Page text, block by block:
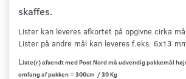
skaffes.
Lister kan leveres afkortet på opgivne cirka
Lister på andre mål kan leveres f.eks. 6x13
Liste(r) afsendt med Post Nord må udvendig pakkemål
omfang af pakken = 300cm / 30 Kg